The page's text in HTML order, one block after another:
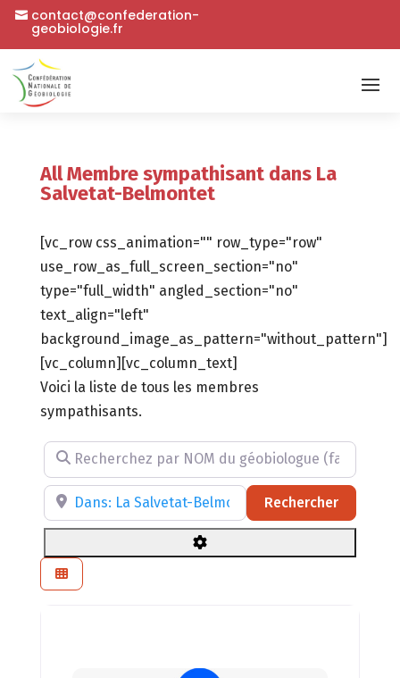
contact@confederation-
geobiologie.fr
All Membre sympathisant dans La
Salvetat-Belmontet
[vc_row css_animation="" row_type="row"
use_row_as_full_screen_section="no"
type="full_width" angled_section="no"
text_align="left"
background_image_as_pattern="without_pattern"]
[vc_column][vc_column_text]
Voici la liste de tous les membres
sympathisants.
Recherchez par NOM du géobiologue (facultatif)
Recherchez par RÉGION, DÉPARTEMENT ou VILLE
Rechercher